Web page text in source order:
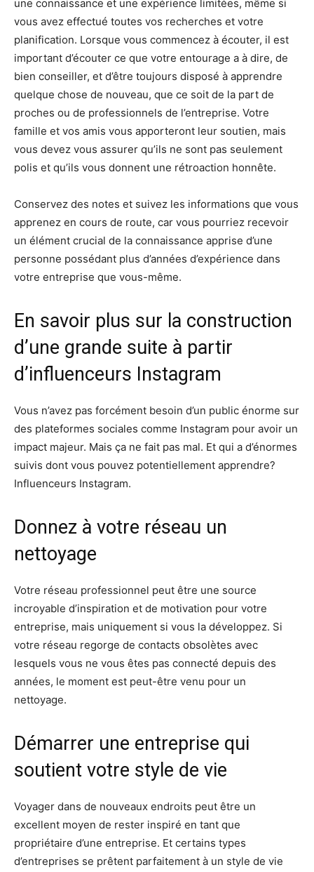
une connaissance et une expérience limitées, même si
vous avez effectué toutes vos recherches et votre
planification. Lorsque vous commencez à écouter, il est
important d’écouter ce que votre entourage a à dire, de
bien conseiller, et d’être toujours disposé à apprendre
quelque chose de nouveau, que ce soit de la part de
proches ou de professionnels de l’entreprise. Votre
famille et vos amis vous apporteront leur soutien, mais
vous devez vous assurer qu’ils ne sont pas seulement
polis et qu’ils vous donnent une rétroaction honnête.
Conservez des notes et suivez les informations que vous
apprenez en cours de route, car vous pourriez recevoir
un élément crucial de la connaissance apprise d’une
personne possédant plus d’années d’expérience dans
votre entreprise que vous-même.
En savoir plus sur la construction
d’une grande suite à partir
d’influenceurs Instagram
Vous n’avez pas forcément besoin d’un public énorme sur
des plateformes sociales comme Instagram pour avoir un
impact majeur. Mais ça ne fait pas mal. Et qui a d’énormes
suivis dont vous pouvez potentiellement apprendre?
Influenceurs Instagram.
Donnez à votre réseau un
nettoyage
Votre réseau professionnel peut être une source
incroyable d’inspiration et de motivation pour votre
entreprise, mais uniquement si vous la développez. Si
votre réseau regorge de contacts obsolètes avec
lesquels vous ne vous êtes pas connecté depuis des
années, le moment est peut-être venu pour un
nettoyage.
Démarrer une entreprise qui
soutient votre style de vie
Voyager dans de nouveaux endroits peut être un
excellent moyen de rester inspiré en tant que
propriétaire d’une entreprise. Et certains types
d’entreprises se prêtent parfaitement à un style de vie